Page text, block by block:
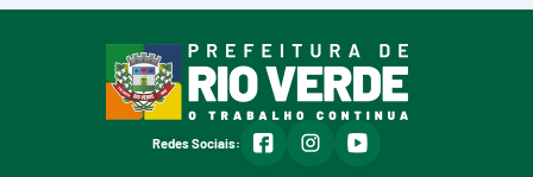
Redes Sociais: facebookinstagramyoutube